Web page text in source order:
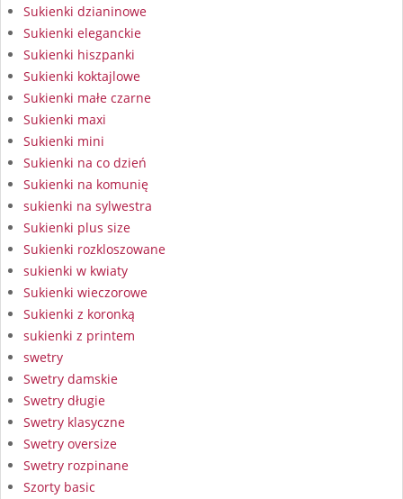
Sukienki dzianinowe
Sukienki eleganckie
Sukienki hiszpanki
Sukienki koktajlowe
Sukienki małe czarne
Sukienki maxi
Sukienki mini
Sukienki na co dzień
Sukienki na komunię
sukienki na sylwestra
Sukienki plus size
Sukienki rozkloszowane
sukienki w kwiaty
Sukienki wieczorowe
Sukienki z koronką
sukienki z printem
swetry
Swetry damskie
Swetry długie
Swetry klasyczne
Swetry oversize
Swetry rozpinane
Szorty basic